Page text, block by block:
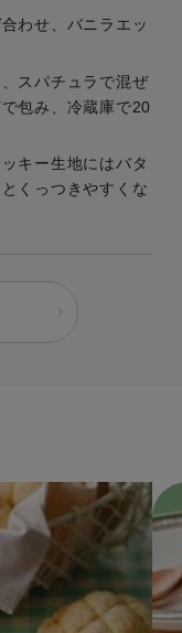
わせ、バニラエッ
スパチュラで混ぜ
包み、冷蔵庫で20
キー生地にはバタ
くっつきやすくな